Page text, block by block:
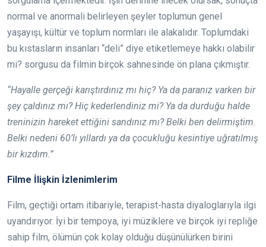
normal ve anormali belirleyen şeyler toplumun genel
yaşayışı, kültür ve toplum normları ile alakalıdır. Toplumdaki
bu kıstasların insanları “deli” diye etiketlemeye hakkı olabilir
mi? sorgusu da filmin birçok sahnesinde ön plana çıkmıştır.
“Hayalle gerçeği karıştırdınız mı hiç? Ya da paranız varken bir
şey çaldınız mı? Hiç kederlendiniz mi? Ya da durduğu halde
treninizin hareket ettiğini sandınız mı? Belki ben delirmiştim.
Belki nedeni 60’lı yıllardı ya da çocukluğu kesintiye uğratılmış
bir kızdım.”
Filme İlişkin İzlenimlerim
Film, geçtiği ortam itibariyle, terapist-hasta diyaloglarıyla ilgi
uyandırıyor. İyi bir tempoya, iyi müziklere ve birçok iyi repliğe
sahip film, ölümün çok kolay olduğu düşünülürken birini